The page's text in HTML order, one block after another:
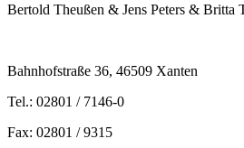
Bertold Theußen & Jens Peters & Britta
Bahnhofstraße 36, 46509 Xanten
Tel.: 02801 / 7146-0
Fax: 02801 / 9315